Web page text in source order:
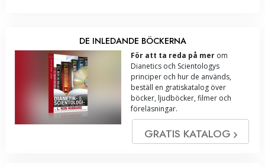
DE INLEDANDE BÖCKERNA
För att ta reda på mer om
Dianetics och Scientologys
principer och hur de används,
beställ en gratiskatalog över
böcker, ljudböcker, filmer och
föreläsningar.
GRATIS KATALOG